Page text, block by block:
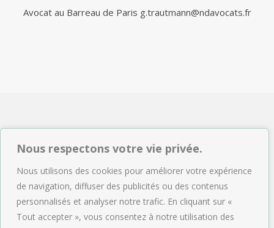
Nous respectons votre vie privée.
Nous utilisons des cookies pour améliorer votre expérience
de navigation, diffuser des publicités ou des contenus
personnalisés et analyser notre trafic. En cliquant sur «
Tout accepter », vous consentez à notre utilisation des
Avocat au Barreau de Paris g.trautmann@ndavocats.fr
NDAVOCATS Associés
Tél : 01.47.04.09.43
Email :accueil@ndavocats.fr